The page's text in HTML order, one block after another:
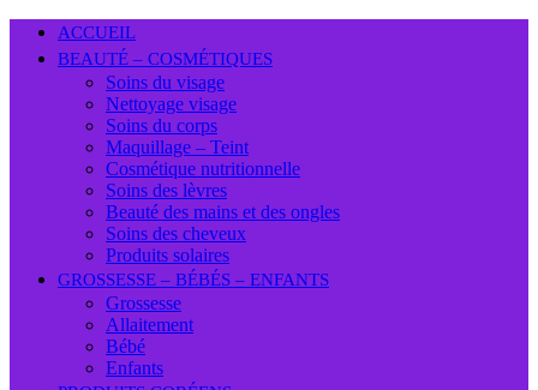
ACCUEIL
BEAUTÉ – COSMÉTIQUES
Soins du visage
Nettoyage visage
Soins du corps
Maquillage – Teint
Cosmétique nutritionnelle
Soins des lèvres
Beauté des mains et des ongles
Soins des cheveux
Produits solaires
GROSSESSE – BÉBÉS – ENFANTS
Grossesse
Allaitement
Bébé
Enfants